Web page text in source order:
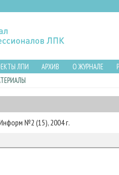
ЛПИ АРХИВ О ЖУРНАЛЕ
№2 (15), 2004 г.